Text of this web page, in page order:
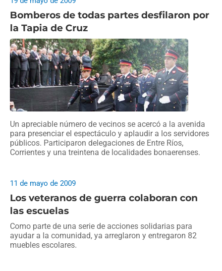
Bomberos de todas partes desfilaron por
la Tapia de Cruz
Un apreciable número de vecinos se acercó a la avenida
para presenciar el espectáculo y aplaudir a los servidores
públicos. Participaron delegaciones de Entre Ríos,
Corrientes y una treintena de localidades bonaerenses.
Los veteranos de guerra colaboran con
las escuelas
11 de mayo de 2009
Como parte de una serie de acciones solidarias para
ayudar a la comunidad, ya arreglaron y entregaron 82
muebles escolares.